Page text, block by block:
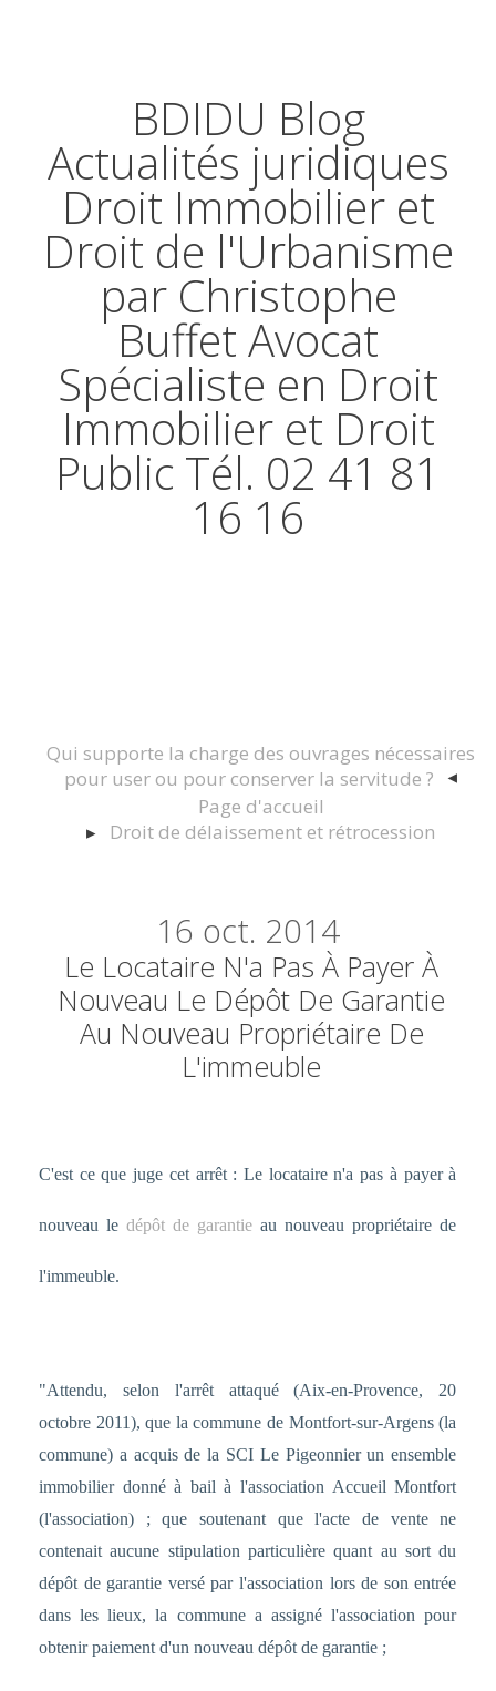
BDIDU Blog
Actualités juridiques
Droit Immobilier et
Droit de l'Urbanisme
par Christophe
Buffet Avocat
Spécialiste en Droit
Immobilier et Droit
Public Tél. 02 41 81
16 16
Qui supporte la charge des ouvrages nécessaires
pour user ou pour conserver la servitude ?
Page d'accueil
Droit de délaissement et rétrocession
16 oct. 2014
Le Locataire N'a Pas À Payer À
Nouveau Le Dépôt De Garantie
Au Nouveau Propriétaire De
L'immeuble
C'est ce que juge cet arrêt : Le locataire n'a pas à payer à
nouveau ledépôt de garantie au nouveau propriétaire de
l'immeuble.
"Attendu, selon l'arrêt attaqué (Aix-en-Provence, 20
octobre 2011), que la commune de Montfort-sur-Argens (la
commune) a acquis de la SCI Le Pigeonnier un ensemble
immobilier donné à bail à l'association Accueil Montfort
(l'association) ; que soutenant que l'acte de vente ne
contenait aucune stipulation particulière quant au sort du
dépôt de garantie versé par l'association lors de son entrée
dans les lieux, la commune a assigné l'association pour
obtenir paiement d'un nouveau dépôt de garantie ;